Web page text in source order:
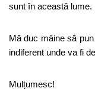
sunt în această lume.
Mă duc mâine să
indiferent unde va fi
Mulțumesc!